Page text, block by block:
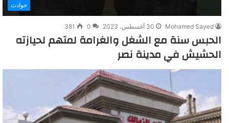
حوادث
Mohamed Sayed 30 أغسطس، 2023 0
381
الحبس سنة مع الشغل والغرامة لمتهم لحيازته
الحشيش في مدينة نصر